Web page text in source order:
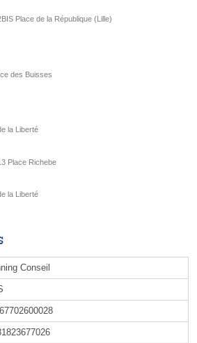
Place de la République (Lille)
des Buisses
la Liberté
Place Richebe
la Liberté
Conseil